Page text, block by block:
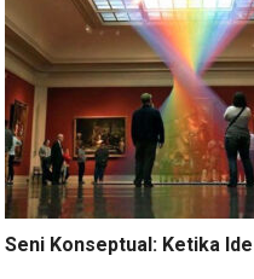
Seni Konseptual: Ketika